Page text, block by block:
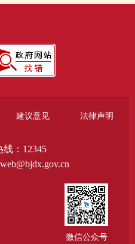
建议意见 法律声明
：12345
微信公众号